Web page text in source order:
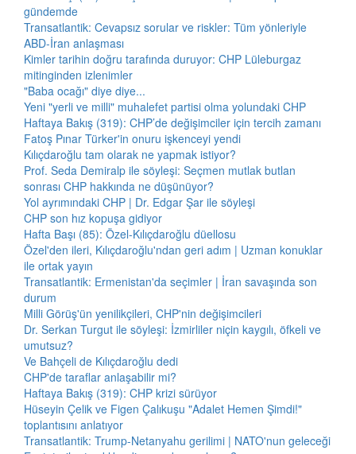
gündemde
Transatlantik: Cevapsız sorular ve riskler: Tüm yönleriyle
ABD-İran anlaşması
Kimler tarihin doğru tarafında duruyor: CHP Lüleburgaz
mitinginden izlenimler
"Baba ocağı" diye diye...
Yeni "yerli ve milli" muhalefet partisi olma yolundaki CHP
Haftaya Bakış (319): CHP’de değişimciler için tercih zamanı
Fatoş Pınar Türker'in onuru işkenceyi yendi
Kılıçdaroğlu tam olarak ne yapmak istiyor?
Prof. Seda Demiralp ile söyleşi: Seçmen mutlak butlan
sonrası CHP hakkında ne düşünüyor?
Yol ayrımındaki CHP | Dr. Edgar Şar ile söyleşi
CHP son hız kopuşa gidiyor
Hafta Başı (85): Özel-Kılıçdaroğlu düellosu
Özel'den ileri, Kılıçdaroğlu'ndan geri adım | Uzman konuklar
ile ortak yayın
Transatlantik: Ermenistan'da seçimler | İran savaşında son
durum
Milli Görüş'ün yenilikçileri, CHP'nin değişimcileri
Dr. Serkan Turgut ile söyleşi: İzmirliler niçin kaygılı, öfkeli ve
umutsuz?
Ve Bahçeli de Kılıçdaroğlu dedi
CHP'de taraflar anlaşabilir mi?
Haftaya Bakış (319): CHP krizi sürüyor
Hüseyin Çelik ve Figen Çalıkuşu "Adalet Hemen Şimdi!"
toplantısını anlatıyor
Transatlantik: Trump-Netanyahu gerilimi | NATO'nun geleceği